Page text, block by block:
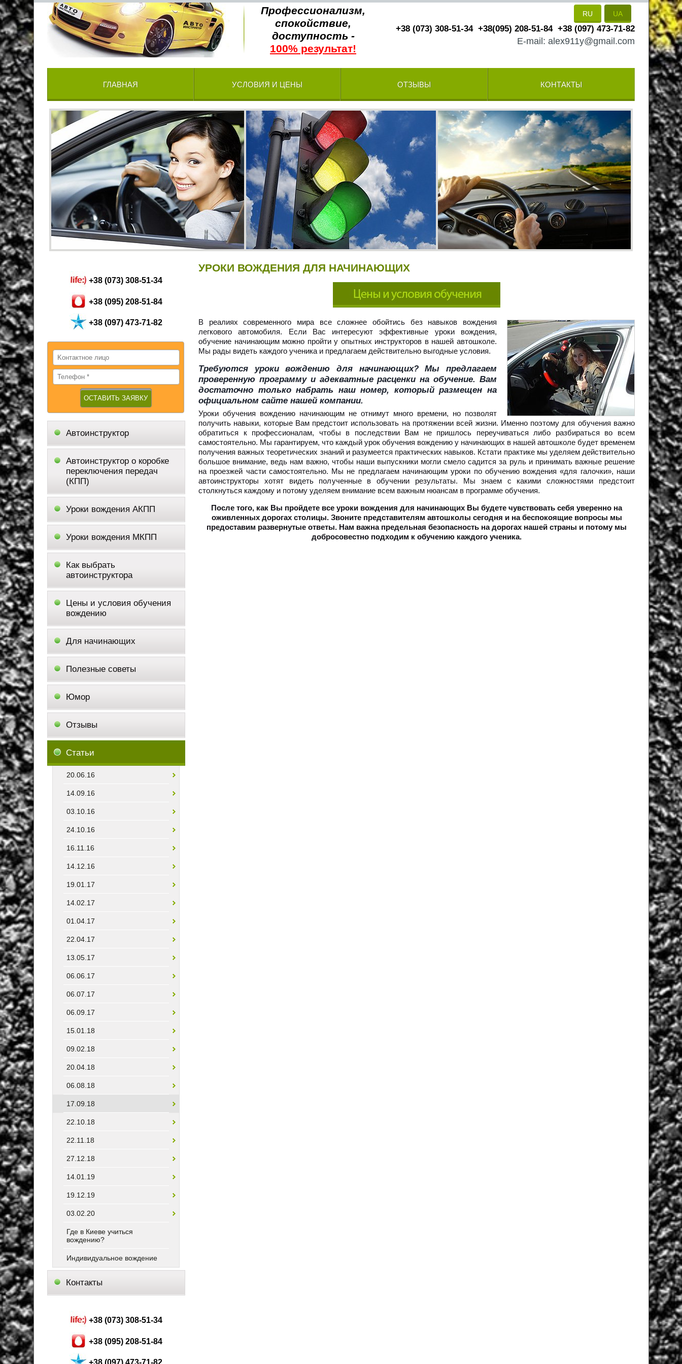
RU UA
Профессионализм,
спокойствие,
доступность -
100% результат!
+38 (073) 308-51-34 +38(095) 208-51-84 +38 (097) 473-71-82
E-mail: alex911y@gmail.com
ГЛАВНАЯ УСЛОВИЯ И ЦЕНЫ ОТЗЫВЫ КОНТАКТЫ
+38 (073) 308-51-34
+38 (095) 208-51-84
+38 (097) 473-71-82
Автоинструктор
Автоинструктор о коробке
переключения передач
(КПП)
Уроки вождения АКПП
Уроки вождения МКПП
Как выбрать
автоинструктора
Цены и условия обучения
вождению
Для начинающих
Полезные советы
Юмор
Отзывы
Статьи
20.06.16
14.09.16
03.10.16
24.10.16
16.11.16
14.12.16
19.01.17
14.02.17
01.04.17
22.04.17
13.05.17
06.06.17
06.07.17
06.09.17
15.01.18
09.02.18
20.04.18
06.08.18
17.09.18
22.10.18
22.11.18
27.12.18
14.01.19
19.12.19
03.02.20
Где в Киеве учиться
вождению?
Индивидуальное вождение
Контакты
+38 (073) 308-51-34
+38 (095) 208-51-84
+38 (097) 473-71-82
УРОКИ ВОЖДЕНИЯ ДЛЯ НАЧИНАЮЩИХ
В реалиях современного мира все сложнее обойтись без навыков вождения
легкового автомобиля. Если Вас интересуют эффективные уроки вождения,
обучение начинающим можно пройти у опытных инструкторов в нашей автошколе.
Мы рады видеть каждого ученика и предлагаем действительно выгодные условия.
Требуются уроки вождению для начинающих? Мы предлагаем
проверенную программу и адекватные расценки на обучение. Вам
достаточно только набрать наш номер, который размещен на
официальном сайте нашей компании.
Уроки обучения вождению начинающим не отнимут много времени, но позволят
получить навыки, которые Вам предстоит использовать на протяжении всей жизни. Именно поэтому для обучения важно
обратиться к профессионалам, чтобы в последствии Вам не пришлось переучиваться либо разбираться во всем
самостоятельно. Мы гарантируем, что каждый урок обучения вождению у начинающих в нашей автошколе будет временем
получения важных теоретических знаний и разумеется практических навыков. Кстати практике мы уделяем действительно
большое внимание, ведь нам важно, чтобы наши выпускники могли смело садится за руль и принимать важные решение
на проезжей части самостоятельно. Мы не предлагаем начинающим уроки по обучению вождения «для галочки», наши
автоинструкторы хотят видеть полученные в обучении результаты. Мы знаем с какими сложностями предстоит
столкнуться каждому и потому уделяем внимание всем важным нюансам в программе обучения.
После того, как Вы пройдете все уроки вождения для начинающих Вы будете чувствовать себя уверенно на
оживленных дорогах столицы. Звоните представителям автошколы сегодня и на беспокоящие вопросы мы
предоставим развернутые ответы. Нам важна предельная безопасность на дорогах нашей страны и потому мы
добросовестно подходим к обучению каждого ученика.